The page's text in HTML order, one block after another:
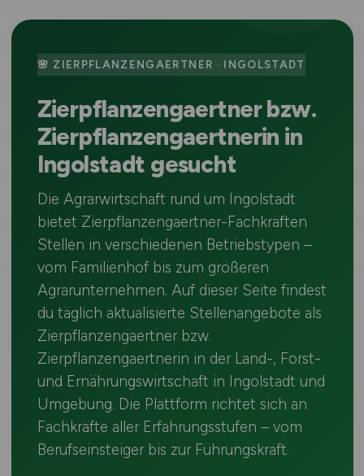
🌸 ZIERPFLANZENGAERTNER · INGOLSTADT
Zierpflanzengaertner bzw.
Zierpflanzengaertnerin in
Ingolstadt gesucht
Die Agrarwirtschaft rund um Ingolstadt
bietet Zierpflanzengaertner-Fachkräften
Stellen in verschiedenen Betriebstypen –
vom Familienhof bis zum größeren
Agrarunternehmen. Auf dieser Seite findest
du täglich aktualisierte Stellenangebote als
Zierpflanzengaertner bzw.
Zierpflanzengaertnerin in der Land-, Forst-
und Ernährungswirtschaft in Ingolstadt und
Umgebung. Die Plattform richtet sich an
Fachkräfte aller Erfahrungsstufen – vom
Berufseinsteiger bis zur Führungskraft.